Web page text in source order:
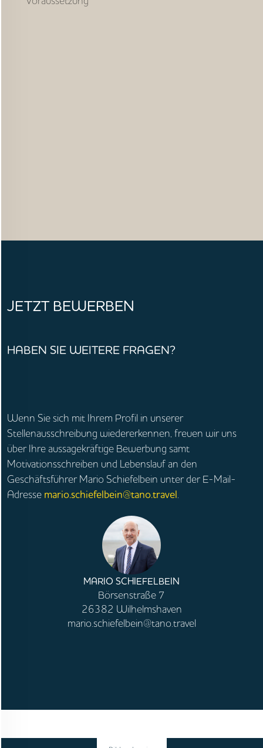
JETZT BEWERBEN
HABEN SIE WEITERE FRAGEN?
Wenn Sie sich mit Ihrem Profil in unserer
Stellenausschreibung wiedererkennen, freuen wir uns
über Ihre aussagekräftige Bewerbung samt
Motivationsschreiben und Lebenslauf an den
Geschäftsführer Mario Schiefelbein unter der E-Mail-
Adresse mario.schiefelbein@tano.travel
MARIO SCHIEFELBEIN
Börsenstraße 7
26382 Wilhelmshaven
mario.schiefelbein@tano.travel